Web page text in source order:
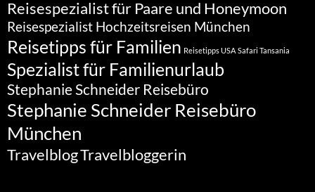
Reisespezialist für Paare und Honeymoon
Reisespezialist Hochzeitsreisen München
Reisetipps für Familien Reisetipps USA Safari Tansania
Spezialist für Familienurlaub
Stephanie Schneider Reisebüro
Stephanie Schneider Reisebüro
München
TravelblogTravelbloggerin